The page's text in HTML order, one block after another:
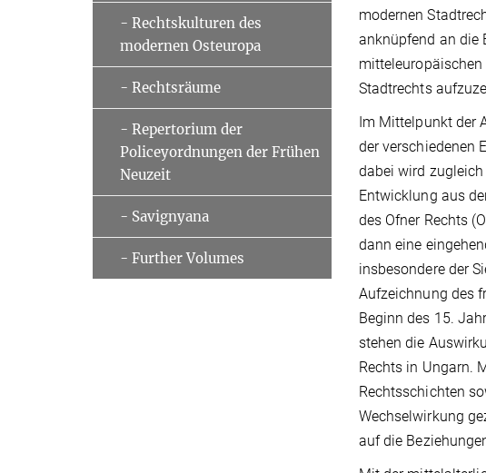
modernen
anknüpfend an die
Stadtrechts
Im Mittelpunkt der
der verschiedenen
dabei wird
Entwicklung aus
des Ofner Rechts
dann eine
insbesondere der
Aufzeichnung des
Beginn des 15.
stehen die
Rechts in Ungarn.
Rechtsschichten
Wechselwirkung
auf die
- Rechtskulturen des
modernen Osteuropa
- Rechtsräume
- Repertorium der
Policeyordnungen der Frühen
Neuzeit
- Savignyana
- Further Volumes